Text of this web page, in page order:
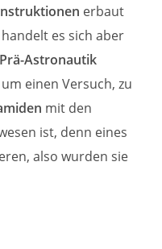
erbaut
es sich aber
Prä-Astronautik
einen Versuch, zu
mit den
ist, denn eines
also wurden sie